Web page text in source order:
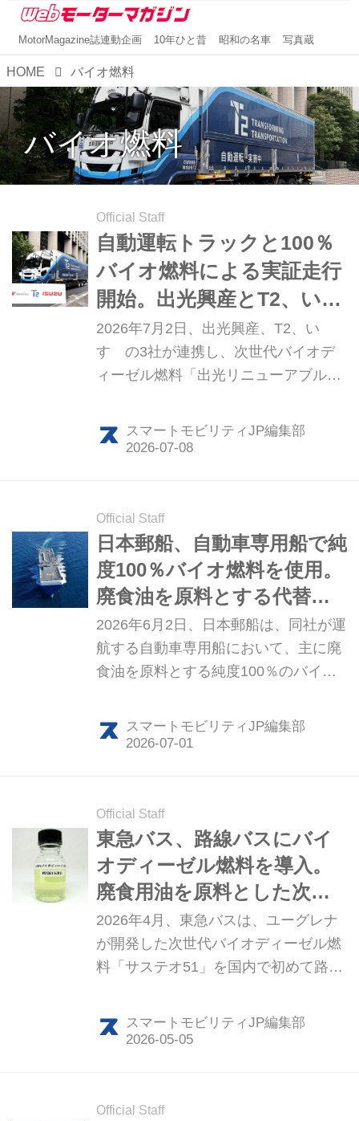
MotorMagazine誌連動企画 10年ひと昔 昭和の名車 写真蔵
HOME バイオ燃料
バイオ燃料
Official Staff
自動運転トラックと100％
バイオ燃料による実証走行
開始。出光興産とT2、い
すゞが次世代バイオディー
ゼル燃料で連携
2026年7月2日、出光興産、T2、い
すゞの3社が連携し、次世代バイオデ
ィーゼル燃料「出光リニューアブルデ
り組みを開始した。T2の自動運転トラ
ックでの試験利用を通じて、給油オペ
スマートモビリティJP編集部
Official Staff
日本郵船、自動車専用船で純
度100％バイオ燃料を使用。
廃食油を原料とする代替燃
料を1年間継続使用
2026年6月2日、日本郵船は、同社が運
航する自動車専用船において、主に廃
食油を原料とする純度100％のバイオ
発表した。この実証は長期トライアル
として1年間実施され、船舶機器への
スマートモビリティJP編集部
Official Staff
東急バス、路線バスにバイ
オディーゼル燃料を導入。
廃食用油を原料とした次世
代バイオ燃料「サステオ
51」を使用
2026年4月、東急バスは、ユーグレナ
が開発した次世代バイオディーゼル燃
料「サステオ51」を国内で初めて路線
用済み食用油を原料としたHVOを51%
混合し、既存のディーゼル車や設備を
料、サステオ51の導入が広がる 「サス
スマートモビリティJP編集部
Official Staff